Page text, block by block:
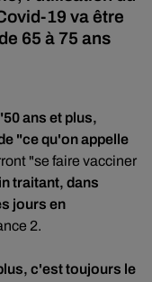
19 va être
65 à 75 ans
ans et plus,
"ce qu'on appelle
"se faire vacciner
traitant, dans
jours en
2.
c'est toujours le